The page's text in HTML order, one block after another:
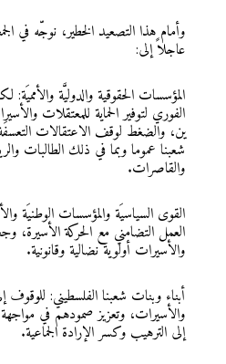
وأمام هذا التصعيد الخطير، نوجّه في
عاجلاً إلى:
المؤسسات الحقوقية والدوليَّة
الفوري لتوفير الحماية للمعتقلات
ين، والضغط لوقف الاعتقالات
شعبنا عموما وبما في ذلك الطالبات
والقاصرات.
القوى السياسيَة والمؤسسات الوطنيَة
العمل التضامني مع الحركة الأسيرة،
والأسيرات أولوية نضالية وقانونية.
أبناء وبنات شعبنا الفلسطيني:
والأسيرات، وتعزيز صمودهم في
إلى الترهيب وكسر الإرادة الجماعية.